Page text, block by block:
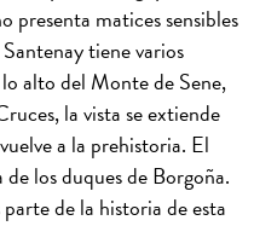
presenta matices sensibles
tiene varios
alto del Monte de Sene,
la vista se extiende
a la prehistoria. El
los duques de Borgoña.
de la historia de esta